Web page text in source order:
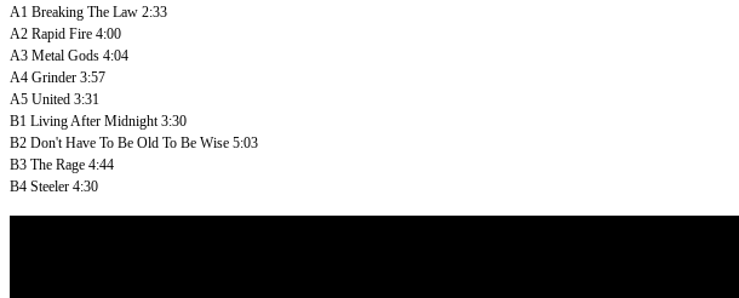
A1 Breaking The Law 2:33
A2 Rapid Fire 4:00
A3 Metal Gods 4:04
A4 Grinder 3:57
A5 United 3:31
B1 Living After Midnight 3:30
B2 Don't Have To Be Old To Be Wise 5:03
B3 The Rage 4:44
B4 Steeler 4:30